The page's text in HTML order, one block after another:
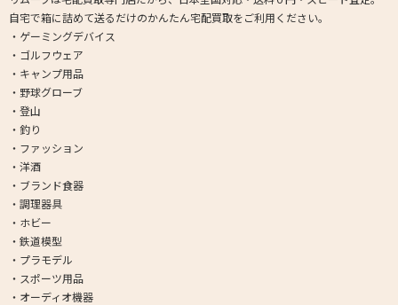
自宅で箱に詰めて送るだけのかんたん宅配買取をご利用ください。
・ゲーミングデバイス
・ゴルフウェア
・キャンプ用品
・野球グローブ
・登山
・釣り
・ファッション
・洋酒
・ブランド食器
・調理器具
・ホビー
・鉄道模型
・プラモデル
・スポーツ用品
・オーディオ機器